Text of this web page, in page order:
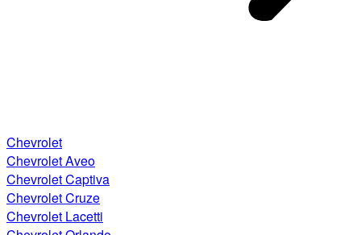
Chevrolet
Chevrolet Aveo
Chevrolet Captiva
Chevrolet Cruze
Chevrolet Lacetti